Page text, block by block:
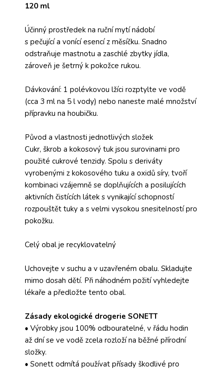
120 ml
Účinný prostředek na ruční mytí nádobí
s pečující a vonící esencí z měsíčku. Snadno
odstraňuje mastnotu a zaschlé zbytky jídla,
zároveň je šetrný k pokožce rukou.
Dávkování: 1 polévkovou lžíci rozptylte ve vodě
(cca 3 ml na 5 l vody) nebo naneste malé množství
přípravku na houbičku.
Původ a vlastnosti jednotlivých složek
Cukr, škrob a kokosový tuk jsou surovinami pro
použité cukrové tenzidy. Spolu s deriváty
vyrobenými z kokosového tuku a oxidů síry, tvoří
kombinaci vzájemně se doplňujících a posilujících
aktivních čistících látek s vynikající schopností
rozpouštět tuky a s velmi vysokou snesitelností pro
pokožku.
Celý obal je recyklovatelný
Uchovejte v suchu a v uzavřeném obalu. Skladujte
mimo dosah dětí. Při náhodném požití vyhledejte
lékaře a předložte tento obal.
Zásady ekologické drogerie SONETT
• Výrobky jsou 100% odbouratelné, v řádu hodin
až dní se ve vodě zcela rozloží na běžné přírodní
složky.
• Sonett odmítá používat přísady škodlivé pro